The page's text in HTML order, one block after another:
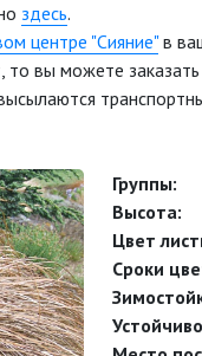
здесь.
центре "Сияние"в
то вы можете
Группы:
Высота:
Цвет
Cроки